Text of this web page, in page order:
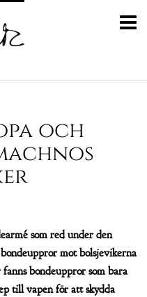
och
som red under den
mot bolsjevikerna
bondeuppror som bara
till vapen för att skydda